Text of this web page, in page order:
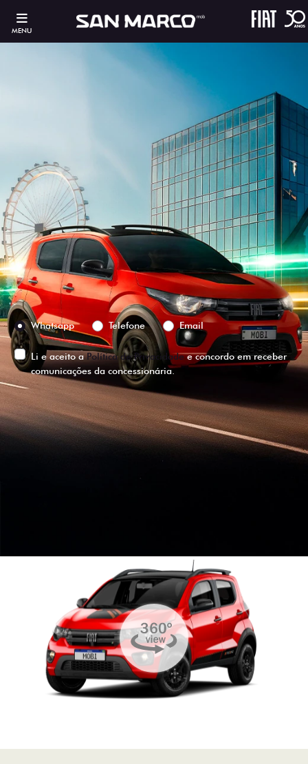
MENU
ESTOU INTERESSADO
Versão escolhida
Preferência de contato:
Whatsapp
Telefone Email
Li e aceito aPolítica de Privacidadee concordo em receber
comunicações da concessionária.
ENTRAR EM CONTATO